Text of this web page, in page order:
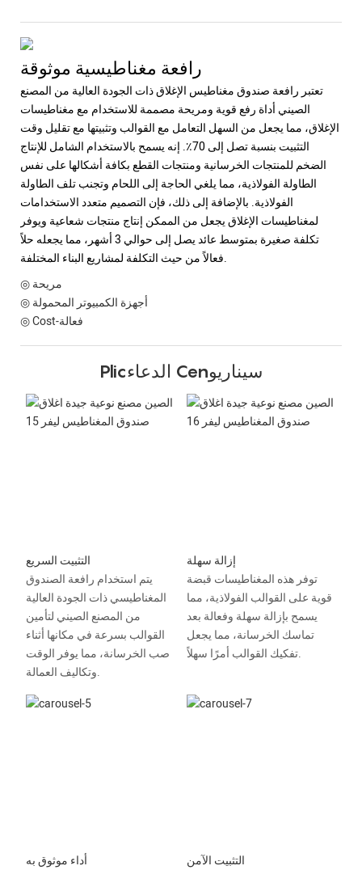
رافعة مغناطيسية موثوقة
تعتبر رافعة صندوق مغناطيس الإغلاق ذات الجودة العالية من المصنع
الصيني أداة رفع قوية ومريحة مصممة للاستخدام مع مغناطيسات
الإغلاق، مما يجعل من السهل التعامل مع القوالب وتثبيتها مع تقليل وقت
التثبيت بنسبة تصل إلى 70٪. إنه يسمح بالاستخدام الشامل للإنتاج
الضخم للمنتجات الخرسانية ومنتجات القطع بكافة أشكالها على نفس
الطاولة الفولاذية، مما يلغي الحاجة إلى اللحام وتجنب تلف الطاولة
الفولاذية. بالإضافة إلى ذلك، فإن التصميم متعدد الاستخدامات
لمغناطيسات الإغلاق يجعل من الممكن إنتاج منتجات شعاعية ويوفر
تكلفة صغيرة بمتوسط ​​عائد يصل إلى حوالي 3 أشهر، مما يجعله حلاً
فعالاً من حيث التكلفة لمشاريع البناء المختلفة.
◎ مريحة
◎ أجهزة الكمبيوتر المحمولة
◎ Cost-فعالة
Plicالدعاء Cenسيناريو
التثبيت السريع
يتم استخدام رافعة الصندوق
المغناطيسي ذات الجودة العالية
من المصنع الصيني لتأمين
القوالب بسرعة في مكانها أثناء
صب الخرسانة، مما يوفر الوقت
وتكاليف العمالة.
إزالة سهلة
توفر هذه المغناطيسات قبضة
قوية على القوالب الفولاذية، مما
يسمح بإزالة سهلة وفعالة بعد
تماسك الخرسانة، مما يجعل
تفكيك القوالب أمرًا سهلاً.
أداء موثوق به التثبيت الآمن